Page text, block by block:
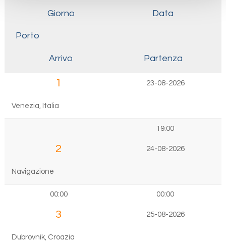
Giorno Data
Porto
Arrivo Partenza
1 23-08-2026
Venezia, Italia
19:00
2 24-08-2026
Navigazione
00:00 00:00
3 25-08-2026
Dubrovnik, Croazia